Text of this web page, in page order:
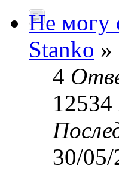
Не могу
Stanko »
4
12534
30/